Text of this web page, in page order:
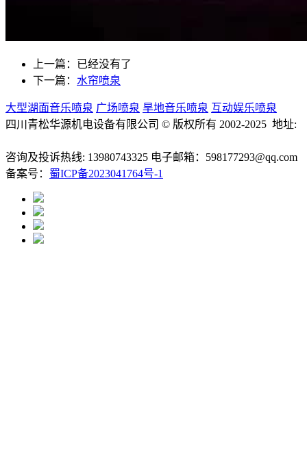
上一篇：已经没有了
下一篇： 水帘喷泉
大型湖面音乐喷泉 广场喷泉 旱地音乐喷泉 互动娱乐喷泉
四川青松华源机电设备有限公司 © 版权所有 2002-2025 地址:
咨询及投诉热线: 13980743325 电子邮箱：598177293@qq.com
备案号： 蜀ICP备2023041764号-1